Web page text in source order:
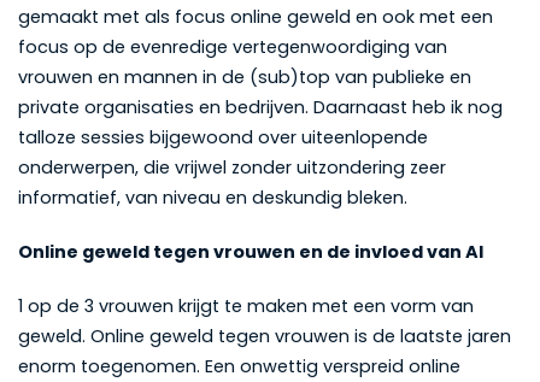
gemaakt met als focus online geweld en ook met een
focus op de evenredige vertegenwoordiging van
vrouwen en mannen in de (sub)top van publieke en
private organisaties en bedrijven. Daarnaast heb ik nog
talloze sessies bijgewoond over uiteenlopende
onderwerpen, die vrijwel zonder uitzondering zeer
informatief, van niveau en deskundig bleken.
Online geweld tegen vrouwen en de invloed van AI
1 op de 3 vrouwen krijgt te maken met een vorm van
geweld. Online geweld tegen vrouwen is de laatste jaren
enorm toegenomen. Een onwettig verspreid online